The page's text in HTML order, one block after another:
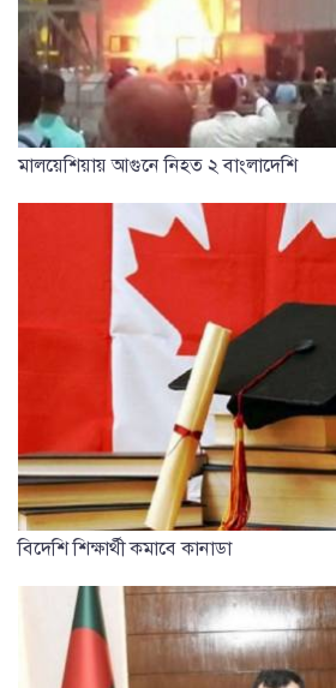
মালয়েশিয়ায় আগুনে নিহত ২ বাংলাদেশি
বিদেশি শিক্ষার্থী কমাবে কানাডা